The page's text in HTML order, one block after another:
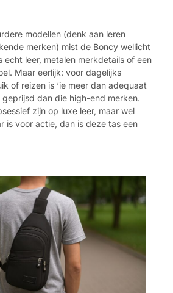
modellen (denk aan leren
merken) mist de Boncy wellicht
echt leer, metalen merkdetails of een
Maar eerlijk: voor dagelijks
of reizen is ‘ie meer dan adequaat
dan die high-end merken.
zijn op luxe leer, maar wel
is voor actie, dan is deze tas een